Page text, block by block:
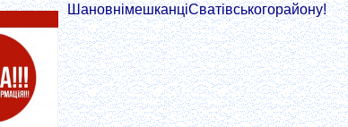
ШановнімешканціСватівськогорайону!